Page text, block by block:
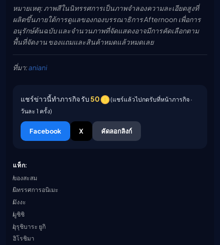
หมายเหตุ: ภาพสีในนิทรรศการเป็นภาพจำลองความละเอียดสูงที่
ผลิตขึ้นภายใต้การดูแลของกองบรรณาธิการ Afternoon เพื่อการ
อนุรักษ์ต้นฉบับ และจำนวนภาพที่จัดแสดงอาจมีการคัดเลือกตาม
พื้นที่จัดงาน ของแถมและสินค้าหมดแล้วหมดเลย
ที่มา:aniani
แชร์ข่าวนี้ทำภารกิจ รับ50
(แชร์แล้วไปกดรับที่หน้าภารกิจ ·
วันละ 1 ครั้ง)
Facebook X คัดลอกลิงก์
แท็ก:
ของสะสม
นิทรรศการอนิเมะ
มังงะ
มูชิชิ
อุรุชิบาระ ยูกิ
ฮิโรชิมา